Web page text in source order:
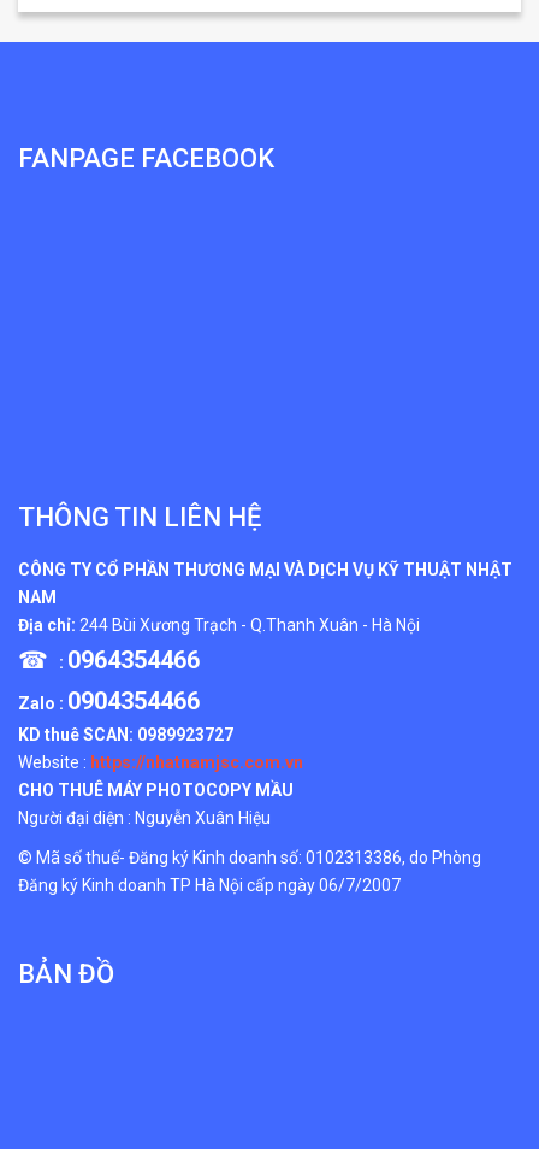
FANPAGE FACEBOOK
THÔNG TIN LIÊN HỆ
CÔNG TY CỔ PHẦN THƯƠNG MẠI VÀ DỊCH VỤ KỸ THUẬT NHẬT
NAM
Địa chỉ: 244 Bùi Xương Trạch - Q.Thanh Xuân - Hà Nội
☎ : 0964354466
Zalo : 0904354466
KD thuê SCAN: 0989923727
Website : https://nhatnamjsc.com.vn
CHO THUÊ MÁY PHOTOCOPY MẦU
Người đại diện : Nguyễn Xuân Hiệu
© Mã số thuế- Đăng ký Kinh doanh số: 0102313386, do Phòng
Đăng ký Kinh doanh TP Hà Nội cấp ngày 06/7/2007
BẢN ĐỒ